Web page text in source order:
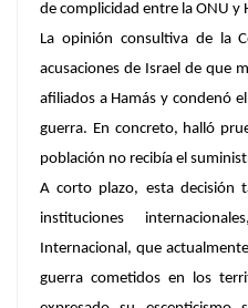
de complicidad entre la ONU y
La opinión consultiva de la
acusaciones de Israel de que
afiliados a Hamás y condenó
guerra. En concreto, halló
población no recibía el
A corto plazo, esta decisión
instituciones
Internacional, que
guerra cometidos en los